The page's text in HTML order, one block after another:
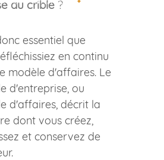
au crible ?
essentiel que
en continu
modèle d'affaires. Le
d'entreprise, ou
d'affaires, décrit la
dont vous créez,
et conservez de